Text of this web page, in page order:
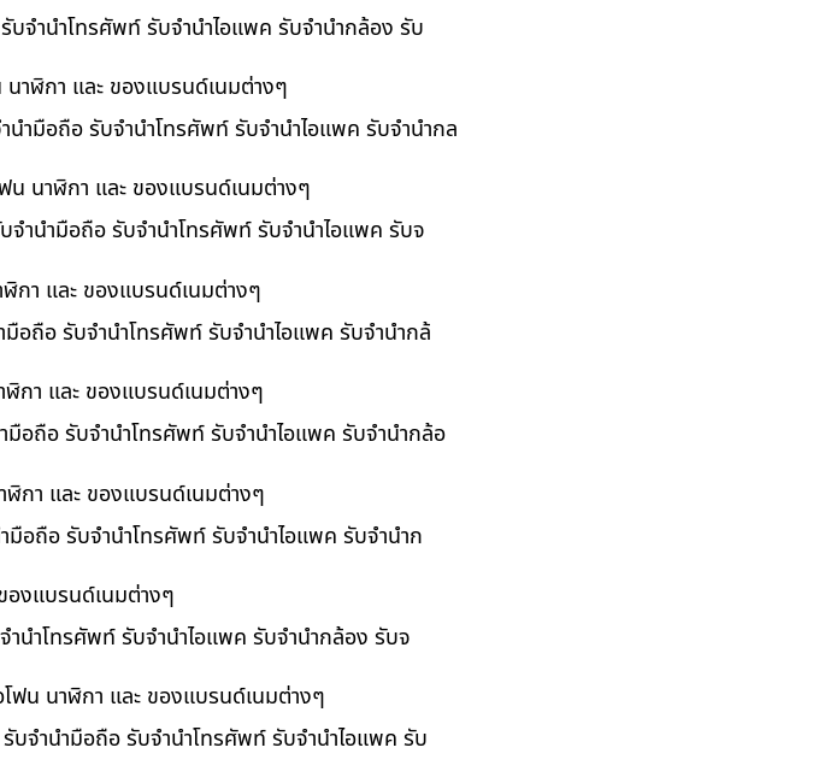
จำนำโทรศัพท์ รับจำนำไอแพค รับจำนำกล้อง รับ
าฬิกา และ ของแบรนด์เนมต่างๆ
ำมือถือ รับจำนำโทรศัพท์ รับจำนำไอแพค รับจำนำกล
น นาฬิกา และ ของแบรนด์เนมต่างๆ
จำนำมือถือ รับจำนำโทรศัพท์ รับจำนำไอแพค รับจ
กา และ ของแบรนด์เนมต่างๆ
อถือ รับจำนำโทรศัพท์ รับจำนำไอแพค รับจำนำกล้
กา และ ของแบรนด์เนมต่างๆ
อถือ รับจำนำโทรศัพท์ รับจำนำไอแพค รับจำนำกล้อ
กา และ ของแบรนด์เนมต่างๆ
อถือ รับจำนำโทรศัพท์ รับจำนำไอแพค รับจำนำก
องแบรนด์เนมต่างๆ
นำโทรศัพท์ รับจำนำไอแพค รับจำนำกล้อง รับจ
ฟน นาฬิกา และ ของแบรนด์เนมต่างๆ
บจำนำมือถือ รับจำนำโทรศัพท์ รับจำนำไอแพค รับ